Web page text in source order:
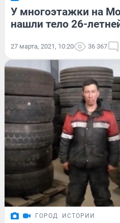
У многоэтажки на
нашли тело 26-
27 марта, 2021, 10:20 36 367
ГОРОД ИСТОРИИ